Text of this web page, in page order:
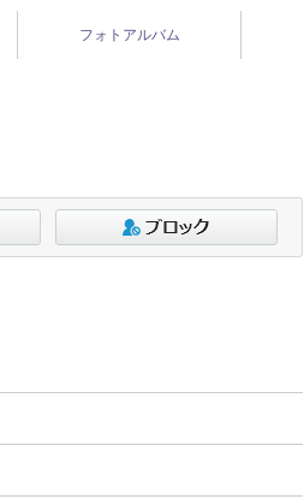
フォトアルバム